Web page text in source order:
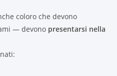
coloro che devono
— devono presentarsi nella